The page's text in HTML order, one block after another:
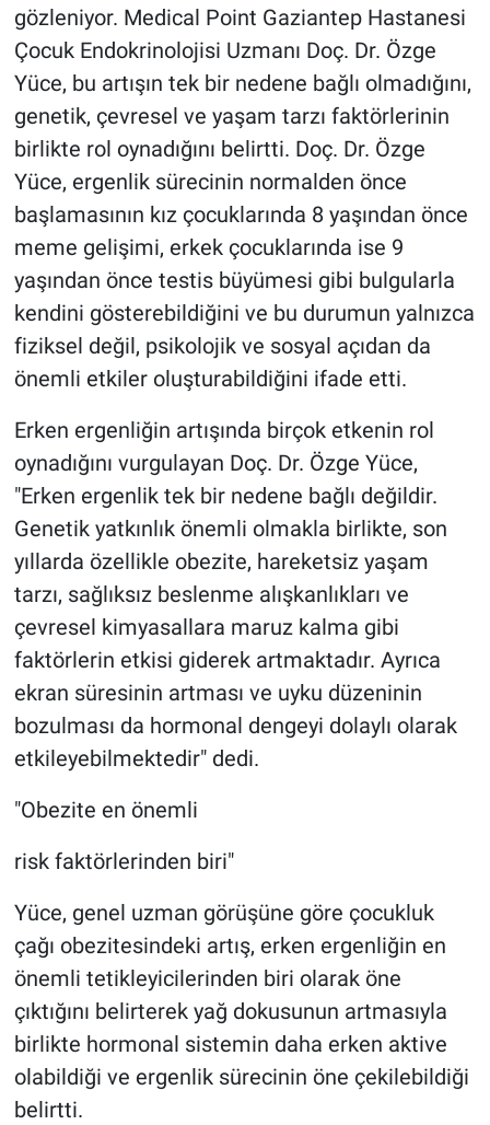
gözleniyor. Medical Point Gaziantep Hastanesi
Çocuk Endokrinolojisi Uzmanı Doç. Dr. Özge
Yüce, bu artışın tek bir nedene bağlı olmadığını,
genetik, çevresel ve yaşam tarzı faktörlerinin
birlikte rol oynadığını belirtti. Doç. Dr. Özge
Yüce, ergenlik sürecinin normalden önce
başlamasının kız çocuklarında 8 yaşından önce
meme gelişimi, erkek çocuklarında ise 9
yaşından önce testis büyümesi gibi bulgularla
kendini gösterebildiğini ve bu durumun yalnızca
fiziksel değil, psikolojik ve sosyal açıdan da
önemli etkiler oluşturabildiğini ifade etti.
Erken ergenliğin artışında birçok etkenin rol
oynadığını vurgulayan Doç. Dr. Özge Yüce,
"Erken ergenlik tek bir nedene bağlı değildir.
Genetik yatkınlık önemli olmakla birlikte, son
yıllarda özellikle obezite, hareketsiz yaşam
tarzı, sağlıksız beslenme alışkanlıkları ve
çevresel kimyasallara maruz kalma gibi
faktörlerin etkisi giderek artmaktadır. Ayrıca
ekran süresinin artması ve uyku düzeninin
bozulması da hormonal dengeyi dolaylı olarak
etkileyebilmektedir" dedi.
"Obezite en önemli
risk faktörlerinden biri"
Yüce, genel uzman görüşüne göre çocukluk
çağı obezitesindeki artış, erken ergenliğin en
önemli tetikleyicilerinden biri olarak öne
çıktığını belirterek yağ dokusunun artmasıyla
birlikte hormonal sistemin daha erken aktive
olabildiği ve ergenlik sürecinin öne çekilebildiği
belirtti.